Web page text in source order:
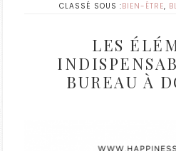
CLASSÉ SOUS :BIEN-ÊTRE,
LES
BUREAU À